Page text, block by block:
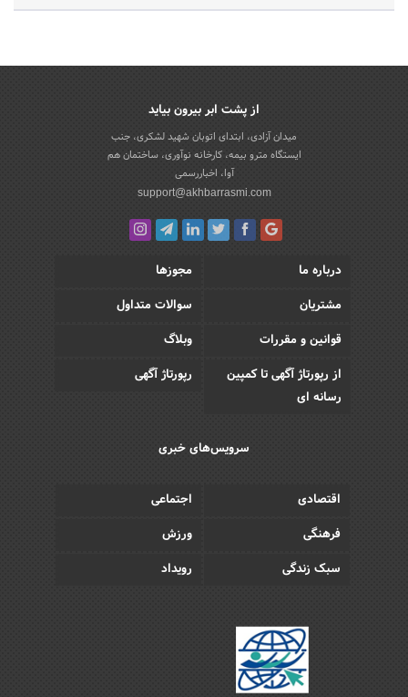
از پشت ابر بیرون بیاید
میدان آزادی، ابتدای اتوبان شهید لشکری، جنب
ایستگاه مترو بیمه، کارخانه نوآوری، ساختمان هم
آوا، اخباررسمی
support@akhbarrasmi.com
درباره ما
مجوزها
مشتریان
سوالات متداول
قوانین و مقررات
وبلاگ
از رپورتاژ آگهی تا کمپین
رسانه ای
رپورتاژ آگهی
سرویس‌های خبری
اقتصادی
اجتماعی
فرهنگی
ورزش
سبک زندگی
رویداد